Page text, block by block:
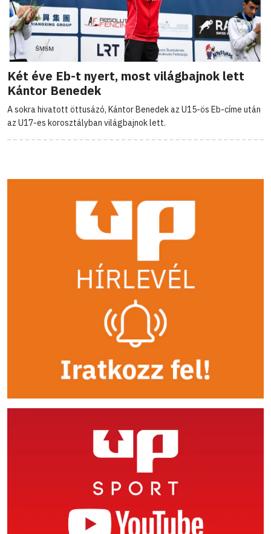
Két éve Eb-t nyert, most világbajnok lett
Kántor Benedek
A sokra hivatott öttusázó, Kántor Benedek az U15-ös Eb-címe után
az U17-es korosztályban világbajnok lett.